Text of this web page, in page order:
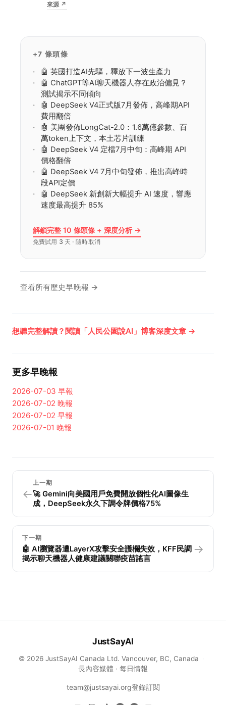
R1時刻”。對AI開發者意味著人機交互從GUI轉
來源↗
+7 條頭條
🤖 英國打造AI先驅，釋放下一波生產力
🤖 ChatGPT等AI聊天機器人存在政治偏見？
測試揭示不同傾向
🤖 DeepSeek V4正式版7月發佈，高峰期API
費用翻倍
🤖 美團發佈LongCat-2.0：1.6萬億參數、百
萬token上下文，本土芯片訓練
🤖 DeepSeek V4 定檔7月中旬：高峰期 API
價格翻倍
🤖 DeepSeek V4 7月中旬發佈，推出高峰時
段API定價
🤖 DeepSeek 新創新大幅提升 AI 速度，響應
速度最高提升 85%
解鎖完整 10 條頭條 + 深度分析 →
免費試用 3 天 · 隨時取消
查看所有歷史早晚報 →
想聽完整解讀？閱讀「人民公園說AI」博客深度文章 →
更多早晚報
2026-07-03 早報
2026-07-02 晚報
2026-07-02 早報
2026-07-01 晚報
←
上一期
🚀 Gemini向美國用戶免費開放個性化AI圖像生
成，DeepSeek永久下調令牌價格75%
下一期
🤖 AI瀏覽器遭LayerX攻擊安全護欄失效，KFF民調
揭示聊天機器人健康建議關聯疫苗謠言
→
JustSayAI
© 2026 JustSayAI Canada Ltd. Vancouver, BC, Canada
長內容媒體 · 每日情報
team@justsayai.org登錄訂閱